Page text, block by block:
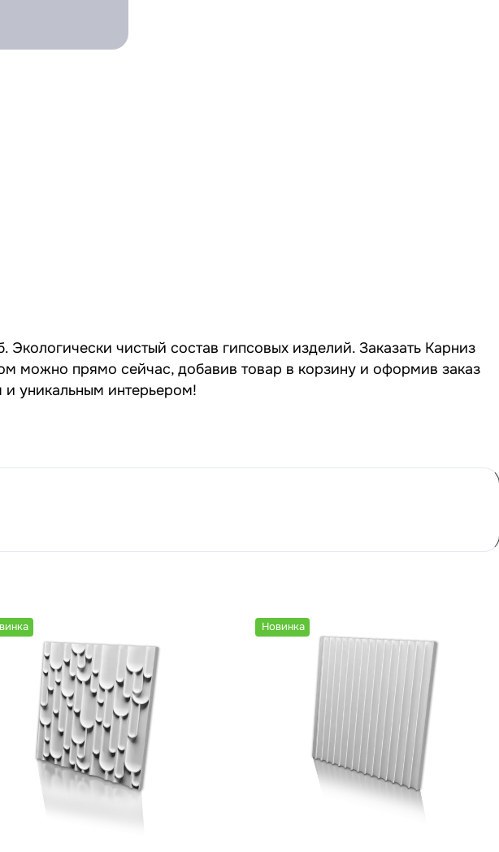
чистый состав гипсовых изделий. Заказать Карниз
можно прямо сейчас, добавив товар в корзину и оформив заказ
и уникальным интерьером!
Новинка